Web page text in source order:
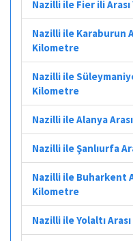
Nazilli ile Fier ili
Nazilli ile Karaburun
Kilometre
Nazilli ile
Kilometre
Nazilli ile Alanya
Nazilli ile Şanlıurfa
Nazilli ile Buharkent
Kilometre
Nazilli ile Yolaltı